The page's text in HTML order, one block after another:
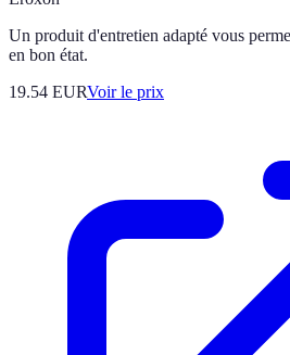
Un produit d'entretien adapté vous
en bon état.
19.54 EURVoir le prix